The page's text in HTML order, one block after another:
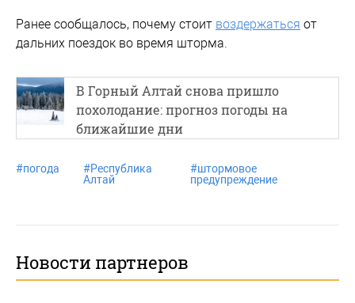
Ранее сообщалось, почему стоит воздержаться от
дальних поездок во время шторма.
В Горный Алтай снова пришло
похолодание: прогноз погоды на
ближайшие дни
#погода #Республика
Алтай
#штормовое
предупреждение
Новости партнеров